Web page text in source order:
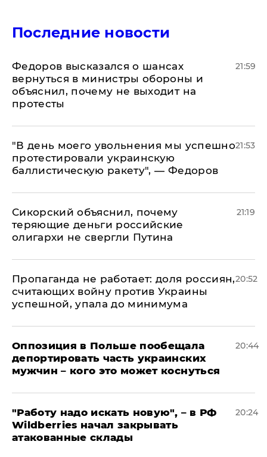
Последние новости
Федоров высказался о шансах
вернуться в министры обороны и
объяснил, почему не выходит на
протесты
21:59
​"В день моего увольнения мы успешно
протестировали украинскую
баллистическую ракету", — Федоров
21:53
Сикорский объяснил, почему
теряющие деньги российские
олигархи не свергли Путина
21:19
​Пропаганда не работает: доля россиян,
считающих войну против Украины
успешной, упала до минимума
20:52
Оппозиция в Польше пообещала
депортировать часть украинских
мужчин – кого это может коснуться
20:44
"Работу надо искать новую", – в РФ
Wildberries начал закрывать
атакованные склады
20:24